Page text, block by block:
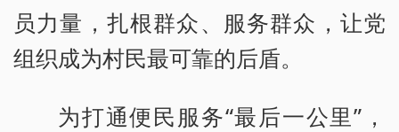
员力量，扎根群众、服务群众，让党
组织成为村民最可靠的后盾。
为打通便民服务“最后一公里”，